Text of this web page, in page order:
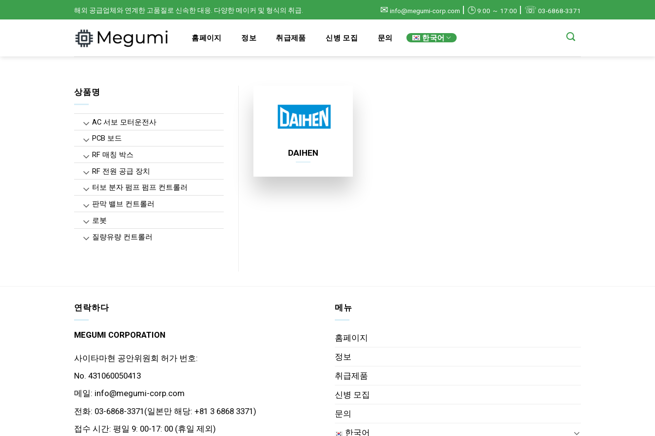
to
해외 공급업체와 연계한 고품질로 신속한 대응. 다양한 메이커 및 형식의 취급. ✉ info@megumi-corp.com | 🕒9:00 ～ 17:00 | ☏ 03-6868-3371
홈페이지 정보 취급제품 신병 모집 문의 한국어
상품명
AC 서보 모터운전사
PCB 보드
RF 매칭 박스
RF 전원 공급 장치
터보 분자 펌프 펌프 컨트롤러
판막 밸브 컨트롤러
로봇
질량유량 컨트롤러
DAIHEN
연락하다
MEGUMI CORPORATION
사이타마현 공안위원회 허가 번호:
No. 431060050413
메일: info@megumi-corp.com
전화: 03-6868-3371(일본만 해당: +81 3 6868 3371)
접수 시간: 평일 9: 00-17: 00 (휴일 제외)
메뉴
홈페이지
정보
취급제품
신병 모집
문의
한국어